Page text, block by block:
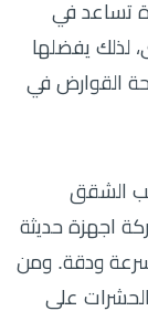
تساعد في
لذلك يفضلها
القوارض في
الشقق
اجهزة حديثة
ودقة. ومن
على